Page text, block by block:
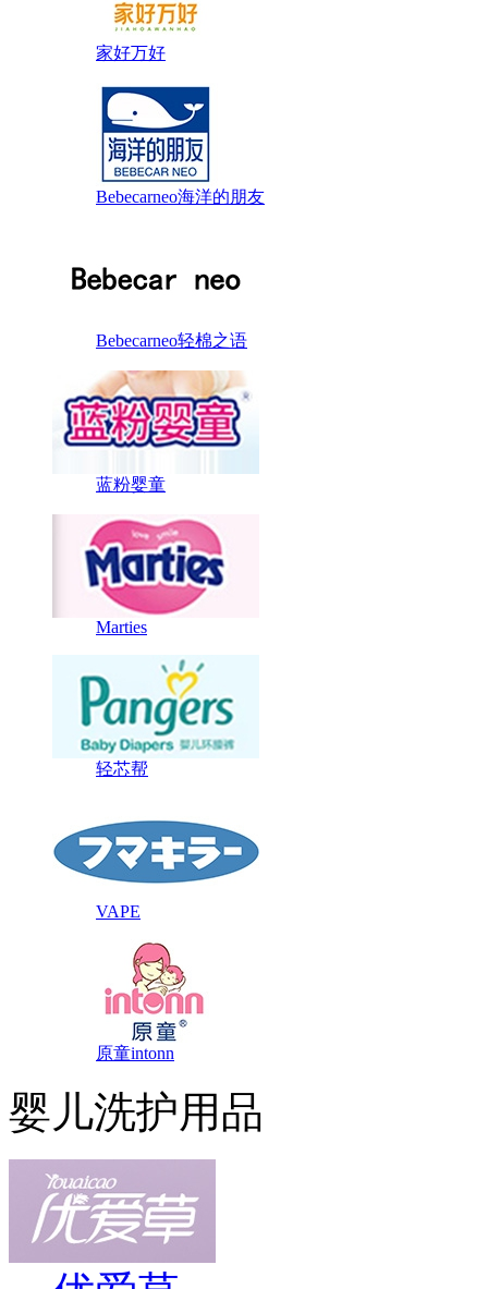
家好万好
Bebecarneo海洋的朋友
Bebecarneo轻棉之语
蓝粉婴童
Marties
轻芯帮
VAPE
原童intonn
婴儿洗护用品